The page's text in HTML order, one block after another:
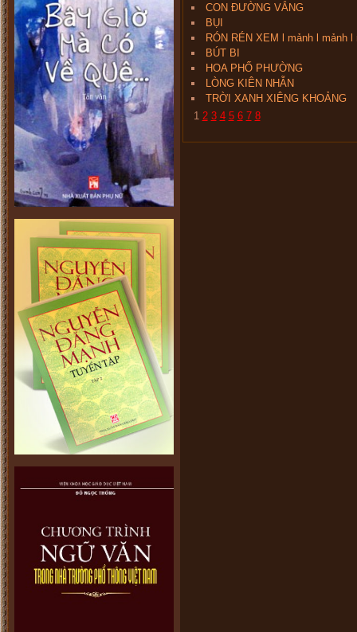
CON ĐƯỜNG VẮNG
BỤI
RÓN RÉN XEM l mảnh l mảnh
BÚT BI
HOA PHỐ PHƯỜNG
LÒNG KIÊN NHẪN
TRỜI XANH XIÊNG KHOẢNG
1 2 3 4 5 6 7 8